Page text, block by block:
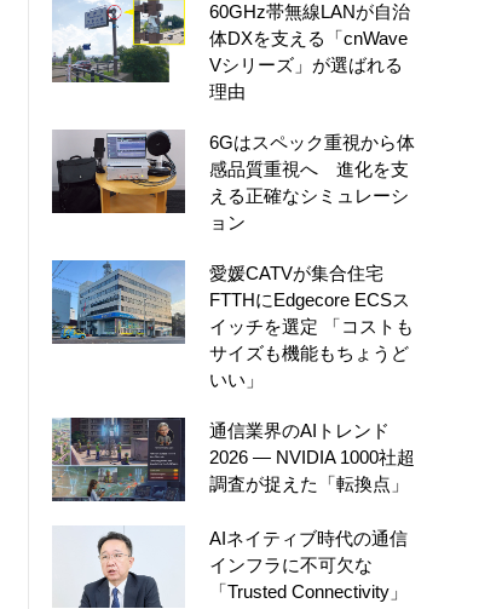
60GHz帯無線LANが自治
体DXを支える「cnWave
Vシリーズ」が選ばれる
理由
6Gはスペック重視から体
感品質重視へ 進化を支
える正確なシミュレーシ
ョン
愛媛CATVが集合住宅
FTTHにEdgecore ECSス
イッチを選定 「コストも
サイズも機能もちょうど
いい」
通信業界のAIトレンド
2026 ― NVIDIA 1000社超
調査が捉えた「転換点」
AIネイティブ時代の通信
インフラに不可欠な
「Trusted Connectivity」